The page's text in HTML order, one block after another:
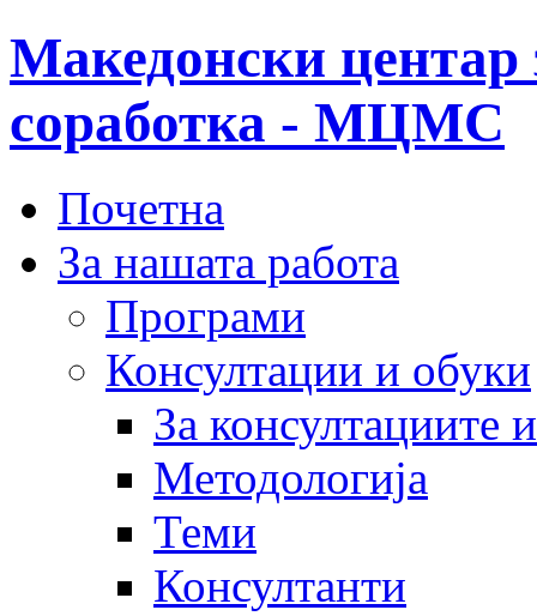
Македонски центар
соработка - МЦМС
Почетна
За нашата работа
Програми
Консултации и обуки
За консултациите
Методологија
Теми
Консултанти